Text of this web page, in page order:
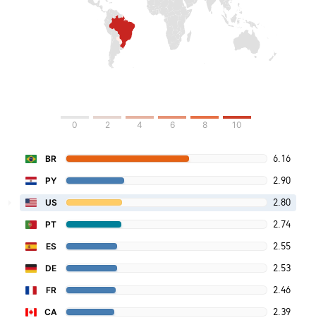
0 2 4 6 8 10
BR 6.16
PY 2.90
US 2.80
PT 2.74
ES 2.55
DE 2.53
FR 2.46
CA 2.39